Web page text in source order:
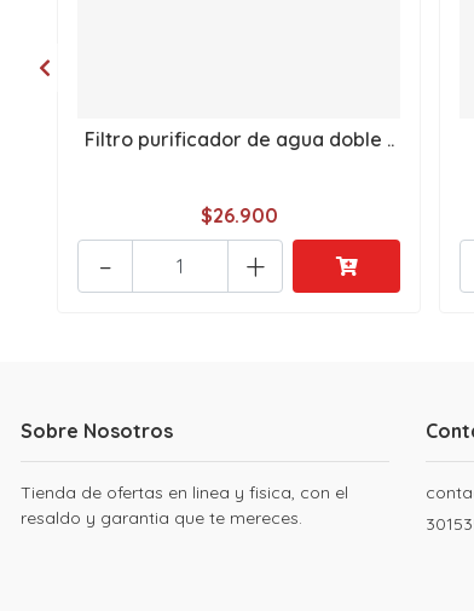
Filtro purificador de agua doble ..
$26.900
+
-
Sobre Nosotros
Tienda de ofertas en linea y fisica, con el
resaldo y garantia que te mereces.